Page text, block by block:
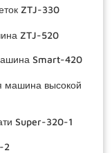
ZTJ-330
ZTJ-520
Smart-420
машина высокой
Super-320-1
2